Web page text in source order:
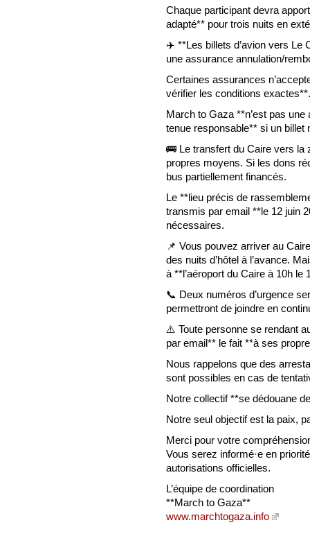
Chaque participant devra
adapté** pour trois nuits en
✈️ **Les billets d’avion vers Le
une assurance annulation/
Certaines assurances
vérifier les conditions exactes**.
March to Gaza **n’est pas
tenue responsable** si un billet
🚌 Le transfert du Caire vers
propres moyens. Si les dons
bus partiellement financés.
Le **lieu précis de
transmis par email **le 12 juin
nécessaires.
📌 Vous pouvez arriver au
des nuits d’hôtel à l’avance.
à **l’aéroport du Caire à 10h le
📞 Deux numéros d’urgence
permettront de joindre en
⚠️ Toute personne se rendant
par email** le fait **à ses
Nous rappelons que des
sont possibles en cas de
Notre collectif **se dédouane
Notre seul objectif est la paix,
Merci pour votre
Vous serez informé·e en
autorisations officielles.
L’équipe de coordination
**March to Gaza**
www.marchtogaza.info